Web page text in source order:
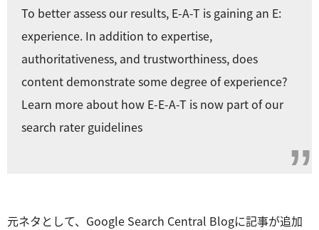
To better assess our results, E-A-T is gaining an E:
experience. In addition to expertise,
authoritativeness, and trustworthiness, does
content demonstrate some degree of experience?
Learn more about how E-E-A-T is now part of our
search rater guidelines
元ネタとして、Google Search Central Blogに記事が追加